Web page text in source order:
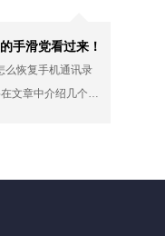
手滑党看过来！
么恢复手机通讯录
文章中介绍几个超